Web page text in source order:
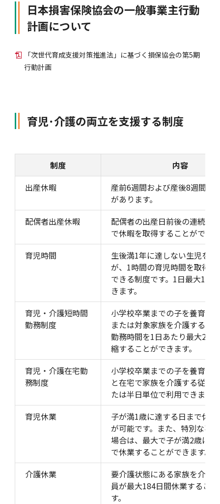
日本損害保険協会の一般事業主行動
計画について
「次世代育成支援対策推進法」に基づく損保協会の第5期
行動計画
育児･介護の両立を支援する制度
制度
内容
出産休暇
産前6週間および産後8週間の
があります。
配偶者出産休暇
配偶者の出産日前後の連続す
で休暇を取得することができ
育児時間
生後満1年に達しない生児を
が、1時間の育児時間を取得
できる制度です。1日最大1時
きます。
育児・介護短時間
勤務制度
小学校卒業までの子を養育す
または対象家族を介護する従
勤務時間を1日あたり最大2時
縮することができます。
育児・介護在宅勤
務制度
小学校卒業までの子を養育す
と在宅で家族を介護する従業
たは半日単位で利用できます。
育児休業
子が満1歳に達する日まで休
が可能です。また、特別な事
場合は、最大で子が満2歳に
で休業することができます。
介護休業
要介護状態にある家族を介護
員が最大184日間休業するこ
す。